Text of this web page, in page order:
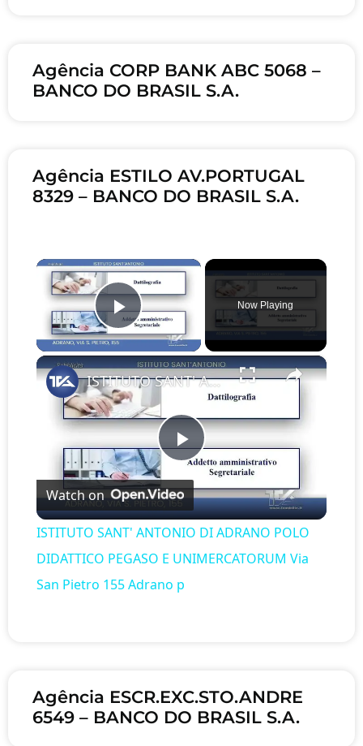
Agência CORP BANK ABC 5068 –
BANCO DO BRASIL S.A.
Agência ESTILO AV.PORTUGAL
8329 – BANCO DO BRASIL S.A.
×
Play Video
Now Playing
×
Play Video
ISTITUTO SANT' ANTONIO DI ADRANO POLO DIDATTICO PEGASO E UNIMERCATORUM Via San Pietro 155 Adrano p
Watch on
ISTITUTO SANT' ANTONIO DI ADRANO POLO
DIDATTICO PEGASO E UNIMERCATORUM Via
San Pietro 155 Adrano p
Agência ESCR.EXC.STO.ANDRE
6549 – BANCO DO BRASIL S.A.